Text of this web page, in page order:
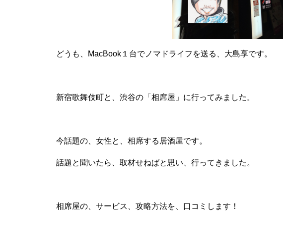
どうも、MacBook１台でノマドライフを送る、大島享です。
新宿歌舞伎町と、渋谷の「相席屋」に行ってみました。
今話題の、女性と、相席する居酒屋です。
話題と聞いたら、取材せねばと思い、行ってきました。
相席屋の、サービス、攻略方法を、口コミします！